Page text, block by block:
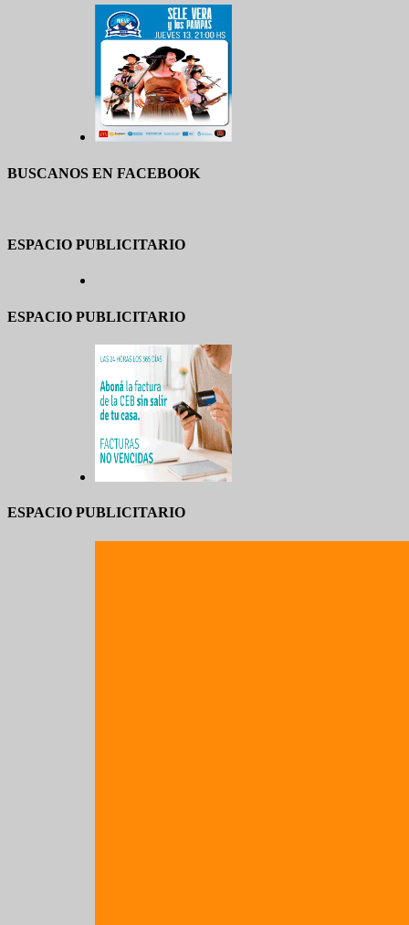
BUSCANOS EN FACEBOOK
ESPACIO PUBLICITARIO
ESPACIO PUBLICITARIO
ESPACIO PUBLICITARIO